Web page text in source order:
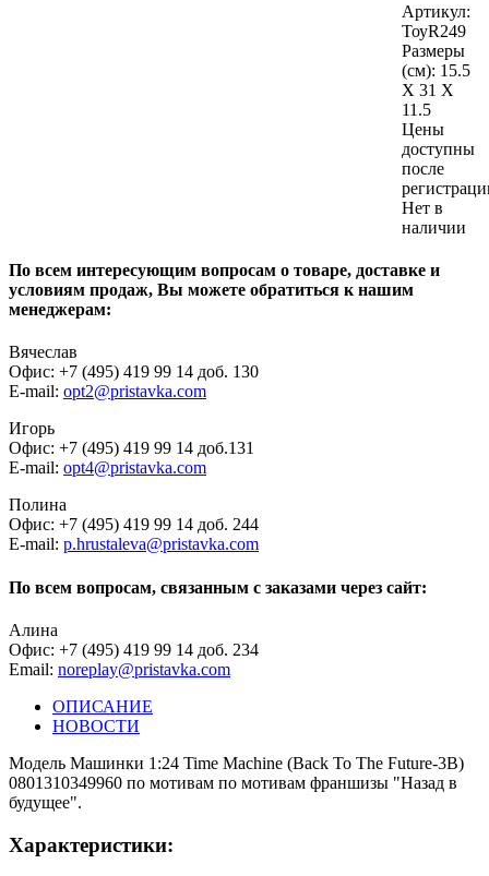
Артикул:
ТоуR249
Размеры
(см): 15.5
X 31 X
11.5
Цены
доступны
после
Нет в
наличии
По всем интересующим вопросам о товаре, доставке и
условиям продаж, Вы можете обратиться к нашим
менеджерам:
Вячеслав
Офис: +7 (495) 419 99 14 доб. 130
E-mail: opt2@pristavka.com
Игорь
Офис: +7 (495) 419 99 14 доб.131
E-mail: opt4@pristavka.com
Полина
Офис: +7 (495) 419 99 14 доб. 244
E-mail: p.hrustaleva@pristavka.com
По всем вопросам, связанным с заказами через сайт:
Алина
Офис: +7 (495) 419 99 14 доб. 234
Email: noreplay@pristavka.com
ОПИСАНИЕ
НОВОСТИ
Модель Машинки 1:24 Time Machine (Back To The Future-3B)
0801310349960 по мотивам по мотивам франшизы "Назад в
будущее".
Характеристики: